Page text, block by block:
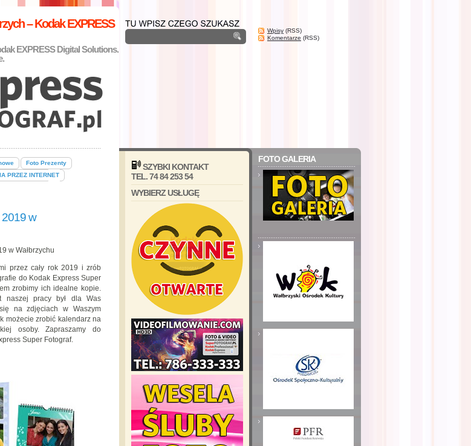
– Kodak EXPRESS
EXPRESS Digital Solutions.
Wpisy (RSS)
Komentarze (RSS)
Foto Prezenty
PRZEZ INTERNET
2019 w
w Wałbrzychu
przez cały rok 2019 i zrób
do Kodak Express Super
zrobimy ich idealne kopie.
naszej pracy był dla Was
na zdjęciach w Waszym
możecie zrobić kalendarz na
osoby. Zapraszamy do
Super Fotograf.
SZYBKI KONTAKT
TEL. 74 84 253 54
WYBIERZ USŁUGĘ
FOTO GALERIA